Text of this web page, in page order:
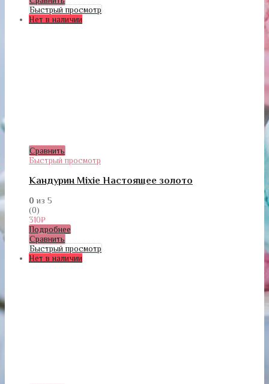
Быстрый просмотр
Нет в наличии
Сравнить
Быстрый просмотр
Кандурин Mixie Настоящее золото
0 из 5
(0)
310₽
Подробнее
Сравнить
Быстрый просмотр
Нет в наличии